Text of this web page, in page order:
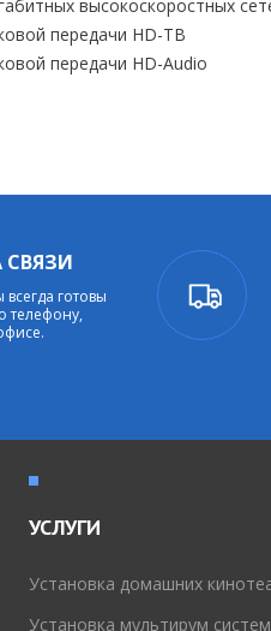
высокоскоростных
передачи HD-ТВ
передачи HD-Audio
СВЯЗИ
готовы
телефону,
УСЛУГИ
Установка домашних
Установка мультирум систем